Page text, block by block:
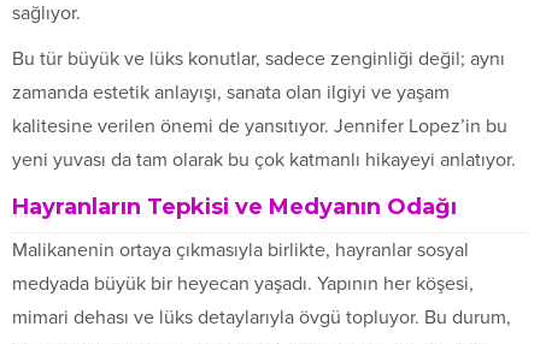
sağlıyor.
Bu tür büyük ve lüks konutlar, sadece zenginliği değil; aynı
zamanda estetik anlayışı, sanata olan ilgiyi ve yaşam
kalitesine verilen önemi de yansıtıyor. Jennifer Lopez’in bu
yeni yuvası da tam olarak bu çok katmanlı hikayeyi anlatıyor.
Hayranların Tepkisi ve Medyanın Odağı
Malikanenin ortaya çıkmasıyla birlikte, hayranlar sosyal
medyada büyük bir heyecan yaşadı. Yapının her köşesi,
mimari dehası ve lüks detaylarıyla övgü topluyor. Bu durum,